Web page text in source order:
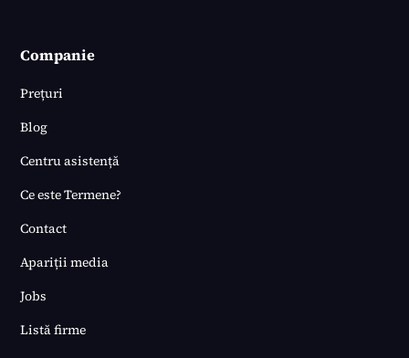
Companie
Prețuri
Blog
Centru asistență
Ce este Termene?
Contact
Apariții media
Jobs
Listă firme